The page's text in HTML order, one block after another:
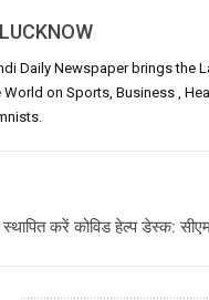
Daily Newspaper brings the
on Sports, Business ,
करें कोविड हेल्प डेस्क: